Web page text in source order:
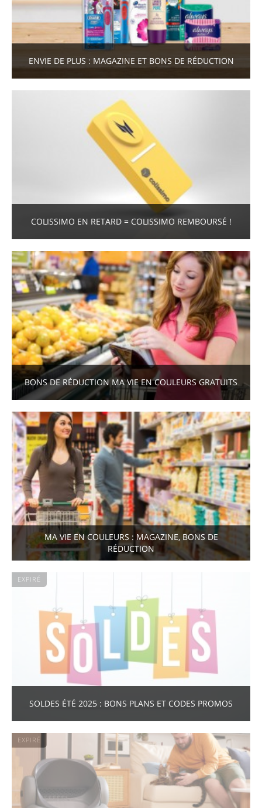
ENVIE DE PLUS : MAGAZINE ET BONS DE RÉDUCTION
COLISSIMO EN RETARD = COLISSIMO REMBOURSÉ !
BONS DE RÉDUCTION MA VIE EN COULEURS GRATUITS
MA VIE EN COULEURS : MAGAZINE, BONS DE
RÉDUCTION
EXPIRÉ
SOLDES ÉTÉ 2025 : BONS PLANS ET CODES PROMOS
EXPIRÉ